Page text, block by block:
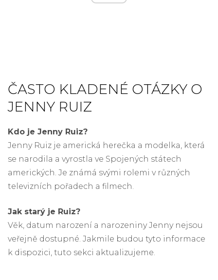
ČASTO KLADENÉ OTÁZKY O
JENNY RUIZ
Kdo je Jenny Ruiz?
Jenny Ruiz je americká herečka a modelka, která
se narodila a vyrostla ve Spojených státech
amerických. Je známá svými rolemi v různých
televizních pořadech a filmech.
Jak starý je Ruiz?
Věk, datum narození a narozeniny Jenny nejsou
veřejně dostupné. Jakmile budou tyto informace
k dispozici, tuto sekci aktualizujeme.